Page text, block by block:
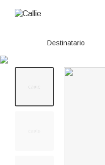
Destinatario